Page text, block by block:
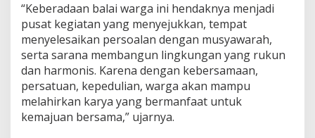
“Keberadaan balai warga ini hendaknya menjadi
pusat kegiatan yang menyejukkan, tempat
menyelesaikan persoalan dengan musyawarah,
serta sarana membangun lingkungan yang rukun
dan harmonis. Karena dengan kebersamaan,
persatuan, kepedulian, warga akan mampu
melahirkan karya yang bermanfaat untuk
kemajuan bersama,” ujarnya.